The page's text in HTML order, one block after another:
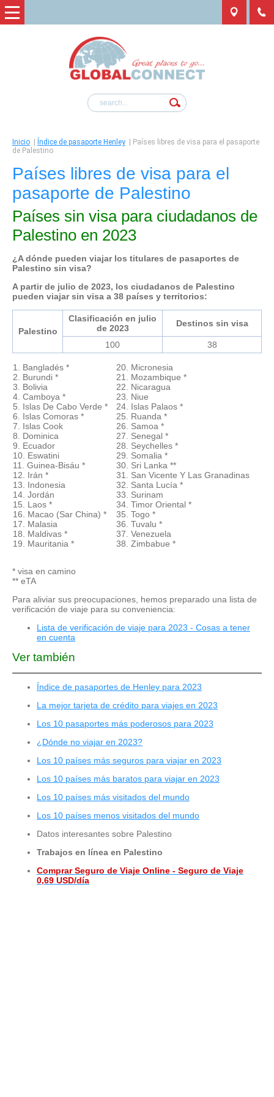
Inicio Índice de pasaporte Henley
Países libres de visa para el pasaporte
de Palestino
Países libres de visa para el
pasaporte de Palestino
Países sin visa para ciudadanos de
Palestino en 2023
¿A dónde pueden viajar los titulares de pasaportes de
Palestino sin visa?
A partir de julio de 2023, los ciudadanos de Palestino
pueden viajar sin visa a 38 países y territorios:
Palestino
Clasificación en julio
de 2023
Destinos sin visa
100 38
1. Bangladés *
2. Burundi *
3. Bolivia
4. Camboya *
5. Islas De Cabo Verde *
6. Islas Comoras *
7. Islas Cook
8. Dominica
9. Ecuador
10. Eswatini
11. Guinea-Bisáu *
12. Irán *
13. Indonesia
14. Jordán
15. Laos *
16. Macao (Sar China) *
17. Malasia
18. Maldivas *
19. Mauritania *
20. Micronesia
21. Mozambique *
22. Nicaragua
23. Niue
24. Islas Palaos *
25. Ruanda *
26. Samoa *
27. Senegal *
28. Seychelles *
29. Somalia *
30. Sri Lanka **
31. San Vicente Y Las Granadinas
32. Santa Lucía *
33. Surinam
34. Timor Oriental *
35. Togo *
36. Tuvalu *
37. Venezuela
38. Zimbabue *
* visa en camino
** eTA
Para aliviar sus preocupaciones, hemos preparado una lista de
verificación de viaje para su conveniencia:
Lista de verificación de viaje para 2023 - Cosas a tener
en cuenta
Ver también
Índice de pasaportes de Henley para 2023
La mejor tarjeta de crédito para viajes en 2023
Los 10 pasaportes más poderosos para 2023
¿Dónde no viajar en 2023?
Los 10 países más seguros para viajar en 2023
Los 10 países más baratos para viajar en 2023
Los 10 países más visitados del mundo
Los 10 países menos visitados del mundo
Datos interesantes sobre Palestino
Trabajos en línea en Palestino
Comprar Seguro de Viaje Online - Seguro de Viaje
0,69 USD/día